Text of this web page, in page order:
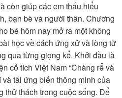
còn giúp các em thấu hiểu
bạn bè và người thân. Chương
bé hôm nay mở ra một không
học về cách ứng xử và lòng tử
qua từng giọng kể. Khởi đầu là
cổ tích Việt Nam “Chàng rể và
và tài ứng biến thông minh của
thử thách trong cuộc sống. Để